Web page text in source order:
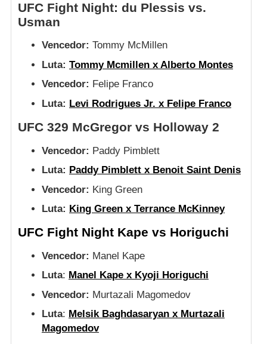
UFC Fight Night: du Plessis vs.
Usman
Vencedor: Tommy McMillen
Luta: Tommy Mcmillen x Alberto Montes
Vencedor: Felipe Franco
Luta: Levi Rodrigues Jr. x Felipe Franco
UFC 329 McGregor vs Holloway 2
Vencedor: Paddy Pimblett
Luta: Paddy Pimblett x Benoit Saint Denis
Vencedor: King Green
Luta: King Green x Terrance McKinney
UFC Fight Night Kape vs Horiguchi
Vencedor: Manel Kape
Luta: Manel Kape x Kyoji Horiguchi
Vencedor: Murtazali Magomedov
Luta: Melsik Baghdasaryan x Murtazali
Magomedov